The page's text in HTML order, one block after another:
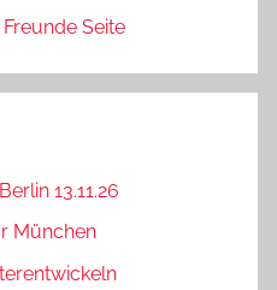
Seite
13.11.26
München